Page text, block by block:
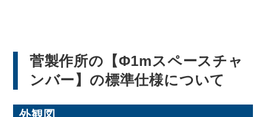
菅製作所の【Φ1mスペースチャ
ンバー】の標準仕様について